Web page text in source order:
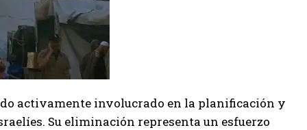
activamente involucrado en la planificación y
Su eliminación representa un esfuerzo